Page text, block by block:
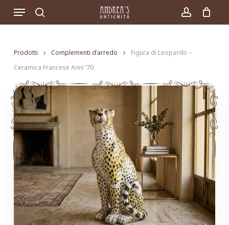
search account
Menu
Prodotti Complementi d’arredo
Figura di Leopardo –
Ceramica Francese Anni ’70